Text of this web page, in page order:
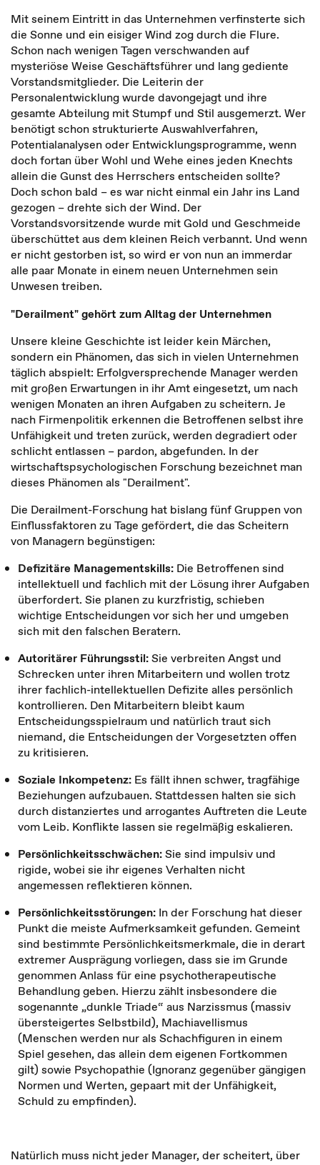
Mit seinem Eintritt in das Unternehmen verfinsterte sich
die Sonne und ein eisiger Wind zog durch die Flure.
Schon nach wenigen Tagen verschwanden auf
mysteriöse Weise Geschäftsführer und lang gediente
Vorstandsmitglieder. Die Leiterin der
Personalentwicklung wurde davongejagt und ihre
gesamte Abteilung mit Stumpf und Stil ausgemerzt. Wer
benötigt schon strukturierte Auswahlverfahren,
Potentialanalysen oder Entwicklungsprogramme, wenn
doch fortan über Wohl und Wehe eines jeden Knechts
allein die Gunst des Herrschers entscheiden sollte?
Doch schon bald – es war nicht einmal ein Jahr ins Land
gezogen – drehte sich der Wind. Der
Vorstandsvorsitzende wurde mit Gold und Geschmeide
überschüttet aus dem kleinen Reich verbannt. Und wenn
er nicht gestorben ist, so wird er von nun an immerdar
alle paar Monate in einem neuen Unternehmen sein
Unwesen treiben.
"Derailment" gehört zum Alltag der Unternehmen
Unsere kleine Geschichte ist leider kein Märchen,
sondern ein Phänomen, das sich in vielen Unternehmen
täglich abspielt: Erfolgversprechende Manager werden
mit großen Erwartungen in ihr Amt eingesetzt, um nach
wenigen Monaten an ihren Aufgaben zu scheitern. Je
nach Firmenpolitik erkennen die Betroffenen selbst ihre
Unfähigkeit und treten zurück, werden degradiert oder
schlicht entlassen – pardon, abgefunden. In der
wirtschaftspsychologischen Forschung bezeichnet man
dieses Phänomen als "Derailment".
Die Derailment-Forschung hat bislang fünf Gruppen von
Einflussfaktoren zu Tage gefördert, die das Scheitern
von Managern begünstigen:
Defizitäre Managementskills: Die Betroffenen sind
intellektuell und fachlich mit der Lösung ihrer Aufgaben
überfordert. Sie planen zu kurzfristig, schieben
wichtige Entscheidungen vor sich her und umgeben
sich mit den falschen Beratern.
Autoritärer Führungsstil:Sie verbreiten Angst und
Schrecken unter ihren Mitarbeitern und wollen trotz
ihrer fachlich-intellektuellen Defizite alles persönlich
kontrollieren. Den Mitarbeitern bleibt kaum
Entscheidungsspielraum und natürlich traut sich
niemand, die Entscheidungen der Vorgesetzten offen
zu kritisieren.
Soziale Inkompetenz: Es fällt ihnen schwer, tragfähige
Beziehungen aufzubauen. Stattdessen halten sie sich
durch distanziertes und arrogantes Auftreten die Leute
vom Leib. Konflikte lassen sie regelmäßig eskalieren.
Persönlichkeitsschwächen:Sie sind impulsiv und
rigide, wobei sie ihr eigenes Verhalten nicht
angemessen reflektieren können.
Persönlichkeitsstörungen: In der Forschung hat dieser
Punkt die meiste Aufmerksamkeit gefunden. Gemeint
sind bestimmte Persönlichkeitsmerkmale, die in derart
extremer Ausprägung vorliegen, dass sie im Grunde
genommen Anlass für eine psychotherapeutische
Behandlung geben. Hierzu zählt insbesondere die
sogenannte „dunkle Triade“ aus Narzissmus (massiv
übersteigertes Selbstbild), Machiavellismus
(Menschen werden nur als Schachfiguren in einem
Spiel gesehen, das allein dem eigenen Fortkommen
gilt) sowie Psychopathie (Ignoranz gegenüber gängigen
Normen und Werten, gepaart mit der Unfähigkeit,
Schuld zu empfinden).
Natürlich muss nicht jeder Manager, der scheitert, über